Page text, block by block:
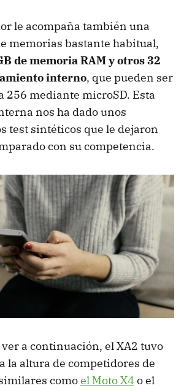
le acompaña también una
memorias bastante habitual,
de memoria RAM y otros 32
interno, que pueden ser
256 mediante microSD. Esta
nos ha dado unos
test sintéticos que le dejaron
con su competencia.
a continuación, el XA2 tuvo
la altura de competidores de
comoel Moto X4 o el